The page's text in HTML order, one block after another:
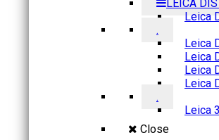
LEICA
Leica
.
Leica
Leica
Leica
Leica
.
Leica
Close